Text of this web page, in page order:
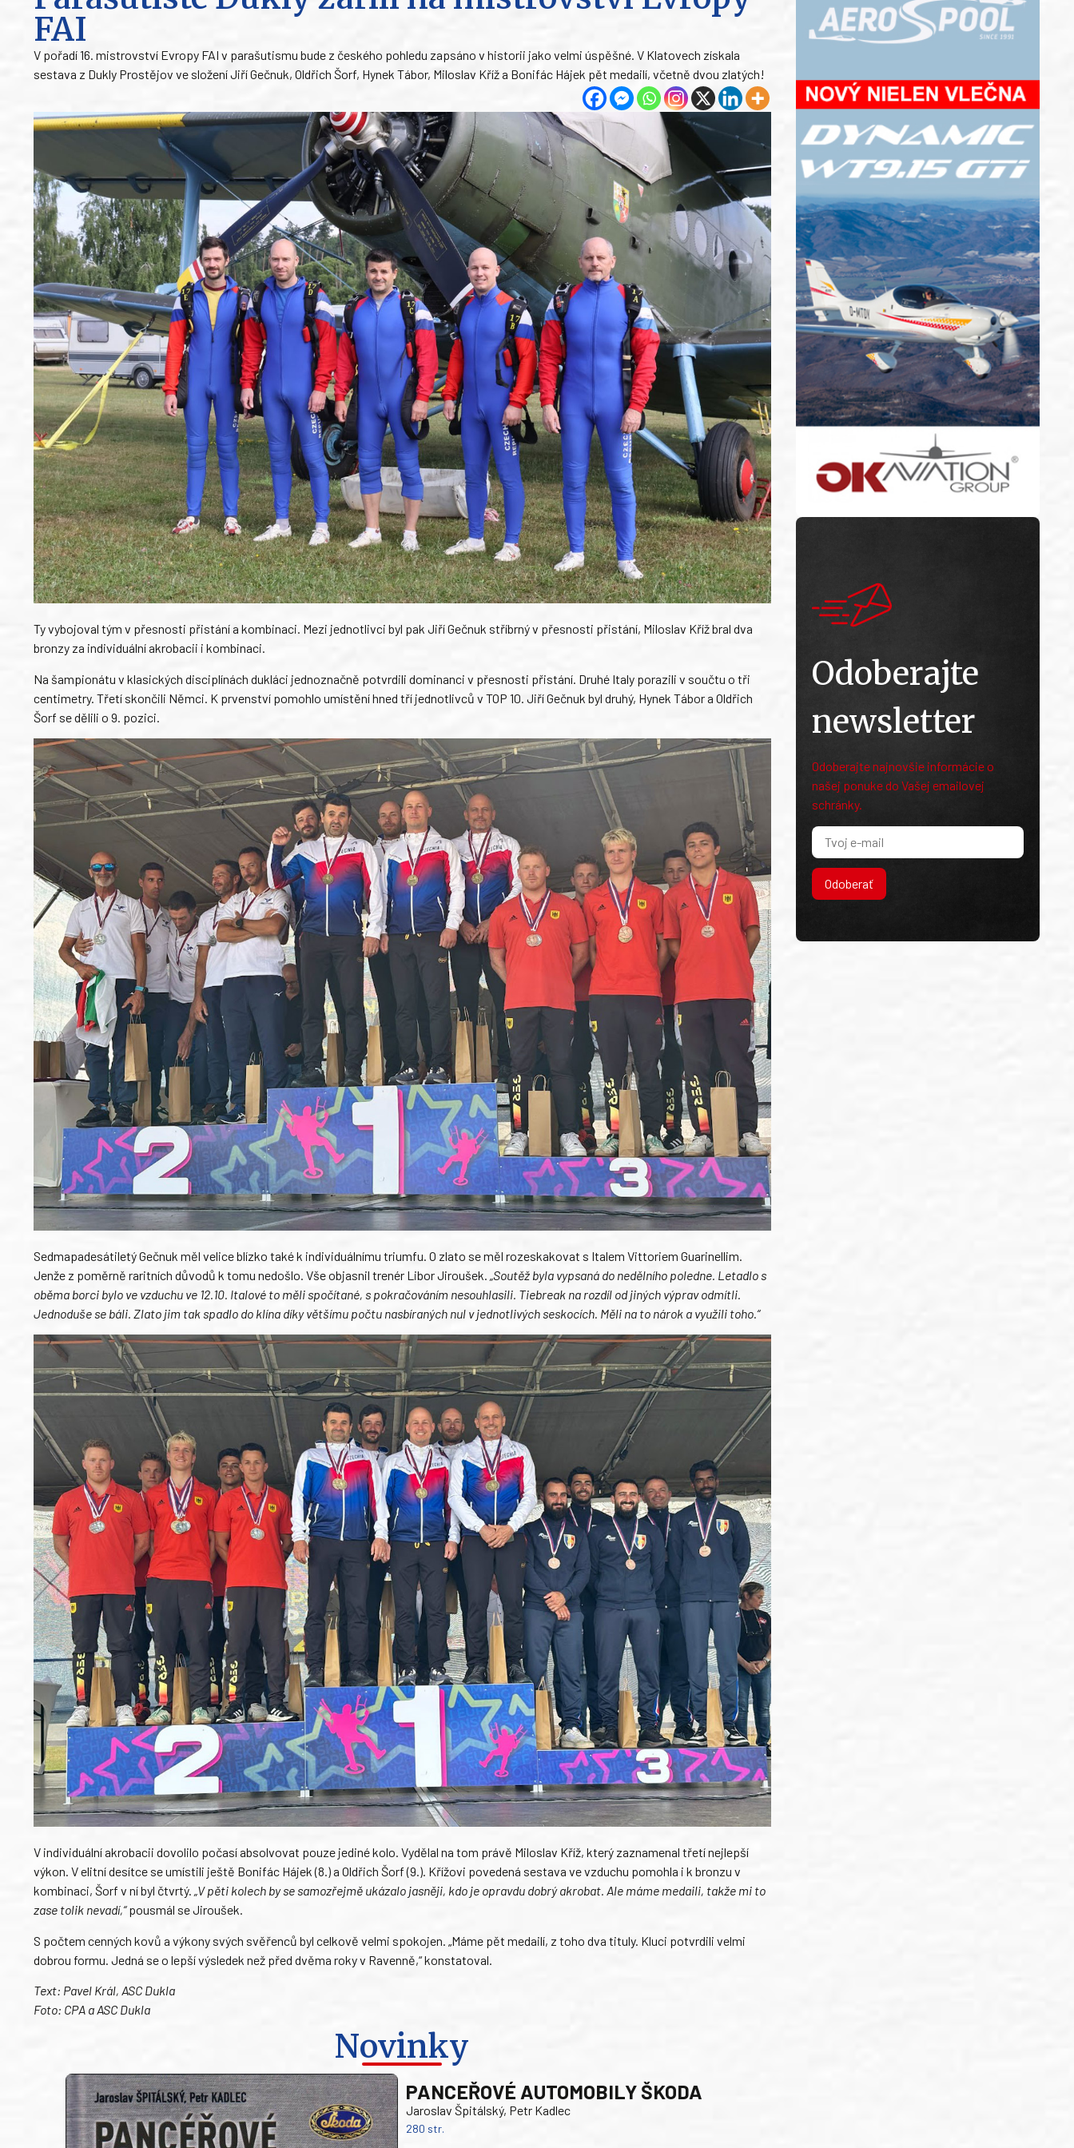
FAI
V pořadí 16. mistrovství Evropy FAI v parašutismu bude z českého pohledu zapsáno v historii jako velmi úspěšné. V Klatovech získala
sestava z Dukly Prostějov ve složení Jiří Gečnuk, Oldřich Šorf, Hynek Tábor, Miloslav Kříž a Bonifác Hájek pět medailí, včetně dvou zlatých!
Ty vybojoval tým v přesnosti přistání a kombinaci. Mezi jednotlivci byl pak Jiří Gečnuk stříbrný v přesnosti přistání, Miloslav Kříž bral dva
bronzy za individuální akrobacii i kombinaci.
Na šampionátu v klasických disciplínách dukláci jednoznačně potvrdili dominanci v přesnosti přistání. Druhé Italy porazili v součtu o tři
centimetry. Třetí skončili Němci. K prvenství pomohlo umístění hned tří jednotlivců v TOP 10. Jiří Gečnuk byl druhý, Hynek Tábor a Oldřich
Šorf se dělili o 9. pozici.
Sedmapadesátiletý Gečnuk měl velice blízko také k individuálnímu triumfu. O zlato se měl rozeskakovat s Italem Vittoriem Guarinellim.
Jenže z poměrně raritních důvodů k tomu nedošlo. Vše objasnil trenér Libor Jiroušek. „Soutěž byla vypsaná do nedělního poledne. Letadlo s
oběma borci bylo ve vzduchu ve 12.10. Italové to měli spočítané, s pokračováním nesouhlasili. Tiebreak na rozdíl od jiných výprav odmítli.
Jednoduše se báli. Zlato jim tak spadlo do klína díky většímu počtu nasbíraných nul v jednotlivých seskocích. Měli na to nárok a využili toho.“
V individuální akrobacii dovolilo počasí absolvovat pouze jediné kolo. Vydělal na tom právě Miloslav Kříž, který zaznamenal třetí nejlepší
výkon. V elitní desítce se umístili ještě Bonifác Hájek (8.) a Oldřich Šorf (9.). Křížovi povedená sestava ve vzduchu pomohla i k bronzu v
kombinaci, Šorf v ní byl čtvrtý. „V pěti kolech by se samozřejmě ukázalo jasněji, kdo je opravdu dobrý akrobat. Ale máme medaili, takže mi to
zase tolik nevadí,“pousmál se Jiroušek.
S počtem cenných kovů a výkony svých svěřenců byl celkově velmi spokojen. „Máme pět medailí, z toho dva tituly. Kluci potvrdili velmi
dobrou formu. Jedná se o lepší výsledek než před dvěma roky v Ravenně,“ konstatoval.
Text: Pavel Král, ASC Dukla
Foto: CPA a ASC Dukla
Novinky
PANCEŘOVÉ AUTOMOBILY ŠKODA
Jaroslav Špitálský, Petr Kadlec
280 str.
Odoberajte
newsletter
Odoberajte najnovšie informácie o
našej ponuke do Vašej emailovej
schránky.
Odoberať